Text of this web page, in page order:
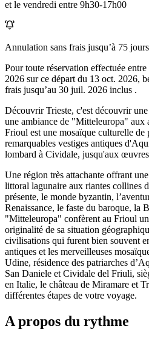
et le vendredi entre 9h30-17h00
Annulation sans frais jusqu’à 75
Pour toute réservation effectuée entre
2026 sur ce départ du 13 oct. 2026,
frais jusqu’au 30 juil. 2026 inclus .
Découvrir Trieste, c'est découvrir
une ambiance de "Mitteleuropa" aux
Frioul est une mosaïque culturelle de
remarquables vestiges antiques
lombard à Cividale, jusqu'aux
Une région très attachante offrant
littoral lagunaire aux riantes collines
présente, le monde byzantin,
Renaissance, le faste du baroque, la
"Mitteleuropa" confèrent au Frioul
originalité de sa situation
civilisations qui furent bien souvent
antiques et les merveilleuses
Udine, résidence des patriarches
San Daniele et Cividale del Friuli,
en Italie, le château de Miramare et
différentes étapes de votre voyage.
A propos du rythme